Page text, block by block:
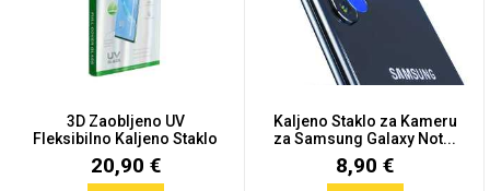
3D Zaobljeno UV
Fleksibilno Kaljeno Staklo
za...
20,90 €
Kaljeno Staklo za Kameru
za Samsung Galaxy Not...
8,90 €
Love motivi I Need Some Space